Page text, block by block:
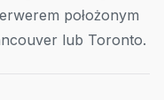
położonym
lub Toronto.